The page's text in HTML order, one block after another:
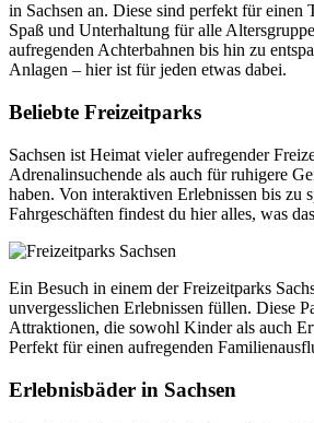
in Sachsen an. Diese sind perfekt für einen
Spaß und Unterhaltung für alle
aufregenden Achterbahnen bis hin zu
Anlagen – hier ist für jeden etwas dabei.
Beliebte Freizeitparks
Sachsen ist Heimat vieler aufregender
Adrenalinsuchende als auch für ruhigere
haben. Von interaktiven Erlebnissen bis zu
Fahrgeschäften findest du hier alles, was
Ein Besuch in einem der Freizeitparks
unvergesslichen Erlebnissen füllen. Diese
Attraktionen, die sowohl Kinder als auch
Perfekt für einen aufregenden
Erlebnisbäder in Sachsen